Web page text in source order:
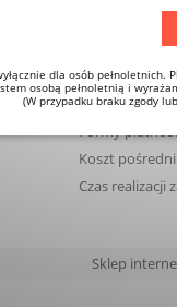
Płatności i
Formy
Koszt
Czas realizacji
Sklep
dla osób
osobą pełnoletnią i
(W przypadku braku zgody